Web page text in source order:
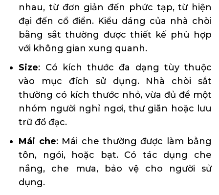
nhau, từ đơn giản đến phức tạp, từ hiện
đại đến cổ điển. Kiểu dáng của nhà chòi
bằng sắt thường được thiết kế phù hợp
với không gian xung quanh.
Size: Có kích thước đa dạng tùy thuộc
vào mục đích sử dụng. Nhà chòi sắt
thường có kích thước nhỏ, vừa đủ để một
nhóm người nghỉ ngơi, thư giãn hoặc lưu
trữ đồ đạc.
Mái che: Mái che thường được làm bằng
tôn, ngói, hoặc bạt. Có tác dụng che
nắng, che mưa, bảo vệ cho người sử
dụng.